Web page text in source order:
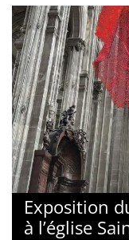
Exposition
à l’église